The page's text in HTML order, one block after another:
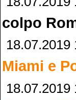
colpo
18.07.2019
Miami e
18.07.2019